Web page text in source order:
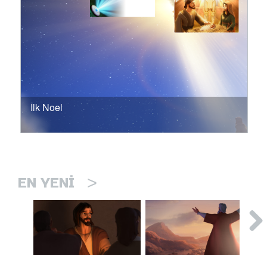
İlk Noel
EN YENI >